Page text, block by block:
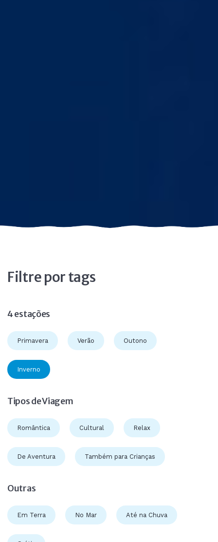
Filtre por tags
4 estações
Primavera Verão Outono
Inverno
Tipos de Viagem
Romântica Cultural Relax
De Aventura Também para Crianças
Outras
Em Terra No Mar Até na Chuva